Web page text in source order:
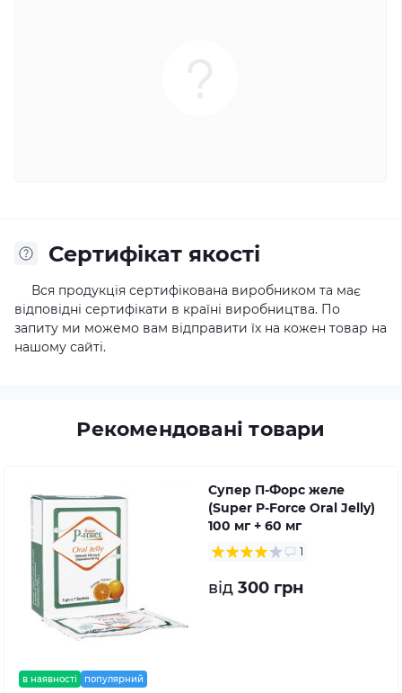
Сертифікат якості
Вся продукція сертифікована виробником та має
відповідні сертифікати в країні виробництва. По
запиту ми можемо вам відправити їх на кожен товар на
нашому сайті.
Рекомендовані товари
в наявності популярний
Супер П-Форс желе
(Super P-Force Oral Jelly)
100 мг + 60 мг
1
від 300 грн